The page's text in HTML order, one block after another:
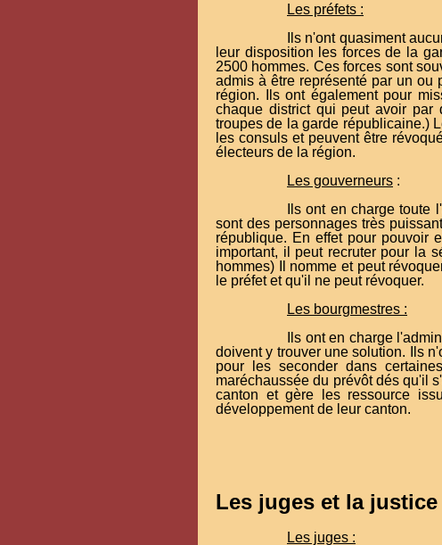
Les préfets :
Ils n'ont quasiment
leur disposition les forces de la
2500 hommes. Ces forces sont
admis à être représenté par un
région. Ils ont également pour
chaque district qui peut avoir par
troupes de la garde républicaine.)
les consuls et peuvent être
électeurs de la région.
Les gouverneurs :
Ils ont en charge
sont des personnages très
république. En effet pour pouvoir
important, il peut recruter pour la
hommes) Il nomme et peut
le préfet et qu'il ne peut révoquer.
Les bourgmestres :
Ils ont en charge
doivent y trouver une solution. Ils
pour les seconder dans
maréchaussée du prévôt dés qu'il
canton et gère les ressource
développement de leur canton.
Les juges et la justice
Les juges :